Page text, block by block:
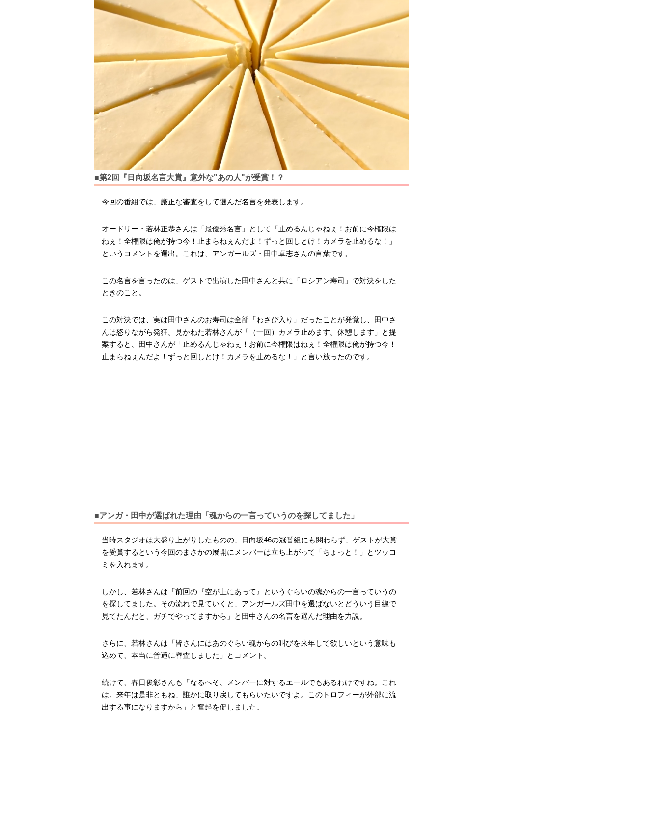
■第2回『日向坂名言大賞』意外な"あの人"が受賞！？
今回の番組では、厳正な審査をして選んだ名言を発表します。
オードリー・若林正恭さんは「最優秀名言」として「止めるんじゃねぇ！お前に今権限は
ねぇ！全権限は俺が持つ今！止まらねぇんだよ！ずっと回しとけ！カメラを止めるな！」
というコメントを選出。これは、アンガールズ・田中卓志さんの言葉です。
この名言を言ったのは、ゲストで出演した田中さんと共に「ロシアン寿司」で対決をした
ときのこと。
この対決では、実は田中さんのお寿司は全部「わさび入り」だったことが発覚し、田中さ
んは怒りながら発狂。見かねた若林さんが「（一回）カメラ止めます。休憩します」と提
案すると、田中さんが「止めるんじゃねぇ！お前に今権限はねぇ！全権限は俺が持つ今！
止まらねぇんだよ！ずっと回しとけ！カメラを止めるな！」と言い放ったのです。
■アンガ・田中が選ばれた理由「魂からの一言っていうのを探してました」
当時スタジオは大盛り上がりしたものの、日向坂46の冠番組にも関わらず、ゲストが大賞
を受賞するという今回のまさかの展開にメンバーは立ち上がって「ちょっと！」とツッコ
ミを入れます。
しかし、若林さんは「前回の『空が上にあって』というぐらいの魂からの一言っていうの
を探してました。その流れで見ていくと、アンガールズ田中を選ばないとどういう目線で
見てたんだと、ガチでやってますから」と田中さんの名言を選んだ理由を力説。
さらに、若林さんは「皆さんにはあのぐらい魂からの叫びを来年して欲しいという意味も
込めて、本当に普通に審査しました」とコメント。
続けて、春日俊彰さんも「なるへそ、メンバーに対するエールでもあるわけですね。これ
は。来年は是非ともね、誰かに取り戻してもらいたいですよ。このトロフィーが外部に流
出する事になりますから」と奮起を促しました。